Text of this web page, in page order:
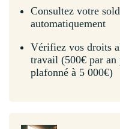
Consultez votre
automatiquement
Vérifiez vos droits
travail (500€ par
plafonné à 5 000€)